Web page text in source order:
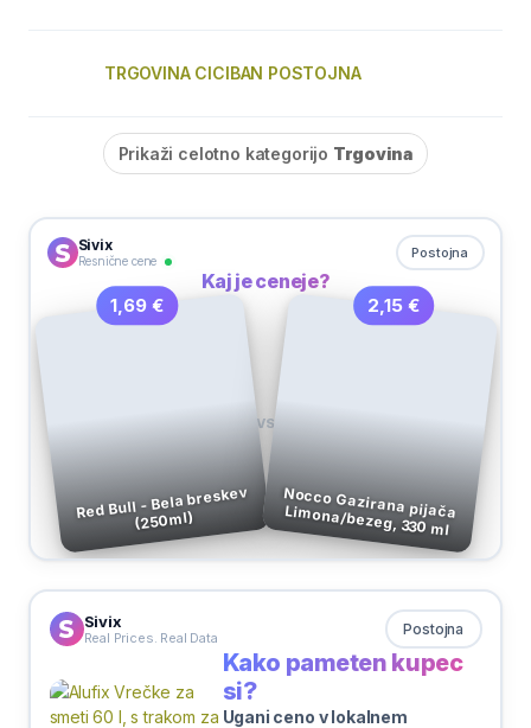
TRGOVINA CICIBAN POSTOJNA
Prikaži celotno kategorijo Trgovina
Sivix
Resnične cene
Postojna
Kaj je ceneje?
1,69 €
Red Bull - Bela breskev
(250ml)
VS
2,15 €
Nocco Gazirana pijača Limona/bezeg, 330 ml
Sivix
Real Prices. Real Data Postojna
Kako pameten kupec
si?
Ugani ceno v lokalnem